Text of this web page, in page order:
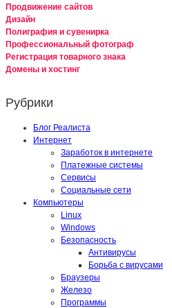
Продвижение сайтов
Дизайн
Полиграфия и сувенирка
Профессиональный фотограф
Регистрация товарного знака
Домены и хостинг
Рубрики
Блог Реалиста
Интернет
Заработок в интернете
Платежные системы
Сервисы
Социальные сети
Компьютеры
Linux
Windows
Безопасность
Антивирусы
Борьба с вирусами
Браузеры
Железо
Программы